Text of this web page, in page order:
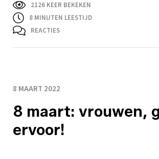
2126 KEER BEKEKEN
8 MINUTEN LEESTIJD
REACTIES
8 MAART 2022
8 maart: vrouwen,
ervoor!